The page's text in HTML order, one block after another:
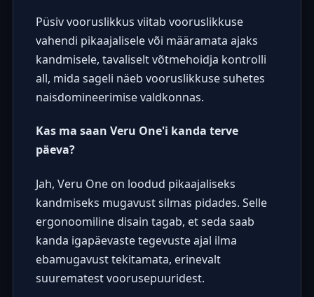
Püsiv vooruslikkus viitab vooruslikkuse
vahendi pikaajalisele või määramata ajaks
kandmisele, tavaliselt võtmehoidja kontrolli
all, mida sageli näeb vooruslikkuse suhetes
naisdomineerimise valdkonnas.
Kas ma saan Veru One'i kanda terve
päeva?
Jah, Veru One on loodud pikaajaliseks
kandmiseks mugavust silmas pidades. Selle
ergonoomiline disain tagab, et seda saab
kanda igapäevaste tegevuste ajal ilma
ebamugavust tekitamata, erinevalt
suurematest voorusepuuridest.